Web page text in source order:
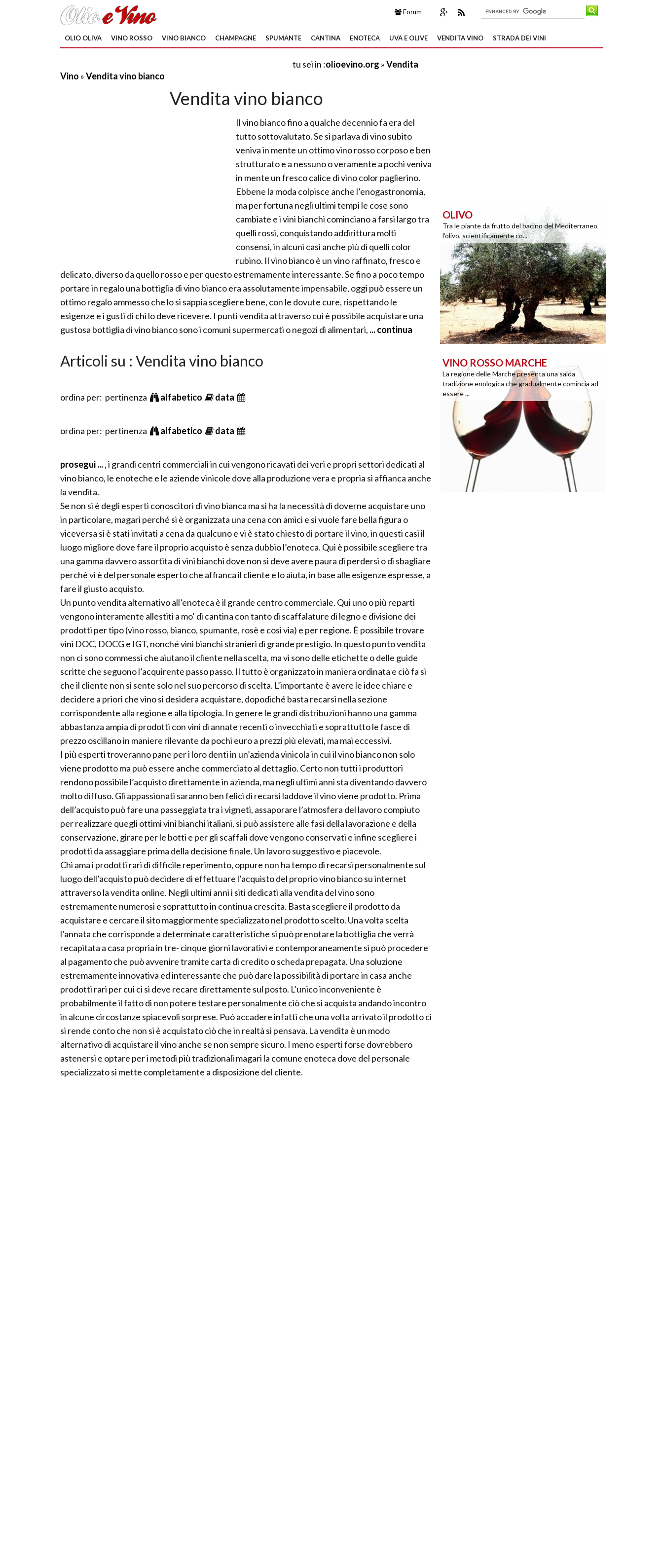
Forum
OLIO OLIVA VINO ROSSO VINO BIANCO CHAMPAGNE SPUMANTE CANTINA ENOTECA UVA E OLIVE VENDITA VINO STRADA DEI VINI
tu sei in :olioevino.org »Vendita
Vino »Vendita vino bianco
Vendita vino bianco
Il vino bianco fino a qualche decennio fa era del
tutto sottovalutato. Se si parlava di vino subito
veniva in mente un ottimo vino rosso corposo e ben
strutturato e a nessuno o veramente a pochi veniva
in mente un fresco calice di vino color paglierino.
Ebbene la moda colpisce anche l’enogastronomia,
ma per fortuna negli ultimi tempi le cose sono
cambiate e i vini bianchi cominciano a farsi largo tra
quelli rossi, conquistando addirittura molti
consensi, in alcuni casi anche più di quelli color
rubino. Il vino bianco è un vino raffinato, fresco e
delicato, diverso da quello rosso e per questo estremamente interessante. Se fino a poco tempo
portare in regalo una bottiglia di vino bianco era assolutamente impensabile, oggi può essere un
ottimo regalo ammesso che lo si sappia scegliere bene, con le dovute cure, rispettando le
esigenze e i gusti di chi lo deve ricevere. I punti vendita attraverso cui è possibile acquistare una
gustosa bottiglia di vino bianco sono i comuni supermercati o negozi di alimentari, ... continua
Articoli su : Vendita vino bianco
ordina per: pertinenza alfabetico data
ordina per: pertinenza alfabetico data
prosegui ..., i grandi centri commerciali in cui vengono ricavati dei veri e propri settori dedicati al
vino bianco, le enoteche e le aziende vinicole dove alla produzione vera e propria si affianca anche
la vendita.
Se non si è degli esperti conoscitori di vino bianca ma si ha la necessità di doverne acquistare uno
in particolare, magari perché si è organizzata una cena con amici e si vuole fare bella figura o
viceversa si è stati invitati a cena da qualcuno e vi è stato chiesto di portare il vino, in questi casi il
luogo migliore dove fare il proprio acquisto è senza dubbio l’enoteca. Qui è possibile scegliere tra
una gamma davvero assortita di vini bianchi dove non si deve avere paura di perdersi o di sbagliare
perché vi è del personale esperto che affianca il cliente e lo aiuta, in base alle esigenze espresse, a
fare il giusto acquisto.
Un punto vendita alternativo all’enoteca è il grande centro commerciale. Qui uno o più reparti
vengono interamente allestiti a mo’ di cantina con tanto di scaffalature di legno e divisione dei
prodotti per tipo (vino rosso, bianco, spumante, rosè e così via) e per regione. È possibile trovare
vini DOC, DOCG e IGT, nonché vini bianchi stranieri di grande prestigio. In questo punto vendita
non ci sono commessi che aiutano il cliente nella scelta, ma vi sono delle etichette o delle guide
scritte che seguono l’acquirente passo passo. Il tutto è organizzato in maniera ordinata e ciò fa si
che il cliente non si sente solo nel suo percorso di scelta. L’importante è avere le idee chiare e
decidere a priori che vino si desidera acquistare, dopodiché basta recarsi nella sezione
corrispondente alla regione e alla tipologia. In genere le grandi distribuzioni hanno una gamma
abbastanza ampia di prodotti con vini di annate recenti o invecchiati e soprattutto le fasce di
prezzo oscillano in maniere rilevante da pochi euro a prezzi più elevati, ma mai eccessivi.
I più esperti troveranno pane per i loro denti in un’azienda vinicola in cui il vino bianco non solo
viene prodotto ma può essere anche commerciato al dettaglio. Certo non tutti i produttori
rendono possibile l’acquisto direttamente in azienda, ma negli ultimi anni sta diventando davvero
molto diffuso. Gli appassionati saranno ben felici di recarsi laddove il vino viene prodotto. Prima
dell’acquisto può fare una passeggiata tra i vigneti, assaporare l’atmosfera del lavoro compiuto
per realizzare quegli ottimi vini bianchi italiani, si può assistere alle fasi della lavorazione e della
conservazione, girare per le botti e per gli scaffali dove vengono conservati e infine scegliere i
prodotti da assaggiare prima della decisione finale. Un lavoro suggestivo e piacevole.
Chi ama i prodotti rari di difficile reperimento, oppure non ha tempo di recarsi personalmente sul
luogo dell’acquisto può decidere di effettuare l’acquisto del proprio vino bianco su internet
attraverso la vendita online. Negli ultimi anni i siti dedicati alla vendita del vino sono
estremamente numerosi e soprattutto in continua crescita. Basta scegliere il prodotto da
acquistare e cercare il sito maggiormente specializzato nel prodotto scelto. Una volta scelta
l’annata che corrisponde a determinate caratteristiche si può prenotare la bottiglia che verrà
recapitata a casa propria in tre- cinque giorni lavorativi e contemporaneamente si può procedere
al pagamento che può avvenire tramite carta di credito o scheda prepagata. Una soluzione
estremamente innovativa ed interessante che può dare la possibilità di portare in casa anche
prodotti rari per cui ci si deve recare direttamente sul posto. L’unico inconveniente è
probabilmente il fatto di non potere testare personalmente ciò che si acquista andando incontro
in alcune circostanze spiacevoli sorprese. Può accadere infatti che una volta arrivato il prodotto ci
si rende conto che non si è acquistato ciò che in realtà si pensava. La vendita è un modo
alternativo di acquistare il vino anche se non sempre sicuro. I meno esperti forse dovrebbero
astenersi e optare per i metodi più tradizionali magari la comune enoteca dove del personale
specializzato si mette completamente a disposizione del cliente.
OLIVO
Tra le piante da frutto del bacino del Mediterraneo
l’olivo, scientificamente co...
VINO ROSSO MARCHE
La regione delle Marche presenta una salda
tradizione enologica che gradualmente comincia ad
essere ...